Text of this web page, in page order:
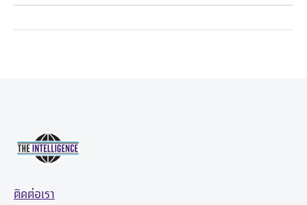
ติดต่อเรา